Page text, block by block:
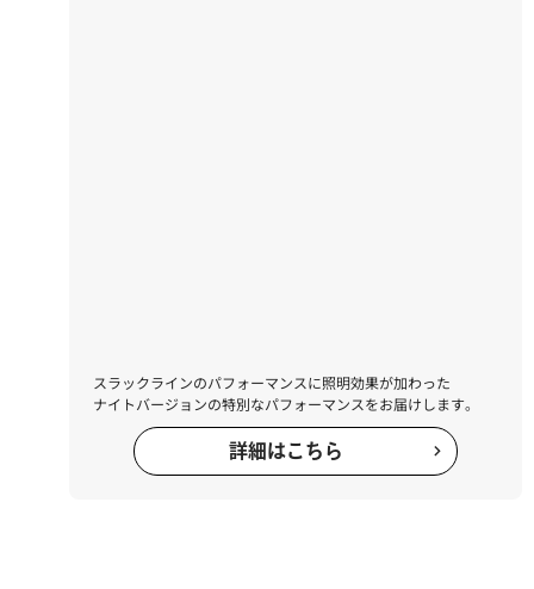
スラックラインのパフォーマンスに照明効果が加わった
ナイトバージョンの特別なパフォーマンスをお届けします。
詳細はこちら